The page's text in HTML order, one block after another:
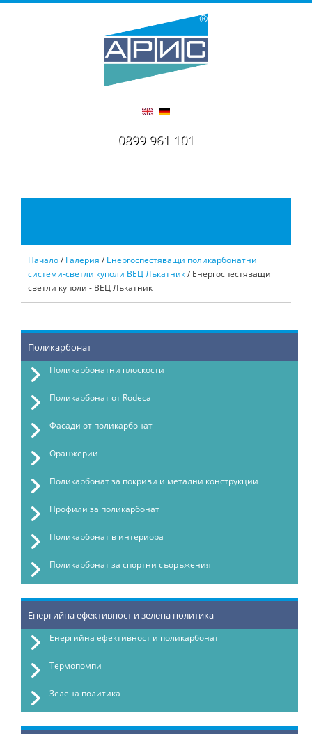
0899 961 101
Начало/ Галерия / Енергоспестяващи поликарбонатни
системи-светли куполи ВЕЦ Лъкатник/ Енергоспестяващи
светли куполи - ВЕЦ Лъкатник
Поликарбонат
Поликарбонатни плоскости
Поликарбонат от Rodeca
Фасади от поликарбонат
Оранжерии
Поликарбонат за покриви и метални конструкции
Профили за поликарбонат
Поликарбонат в интериора
Поликарбонат за спортни съоръжения
Енергийна ефективност и зелена политика
Енергийна ефективност и поликарбонат
Термопомпи
Зелена политика